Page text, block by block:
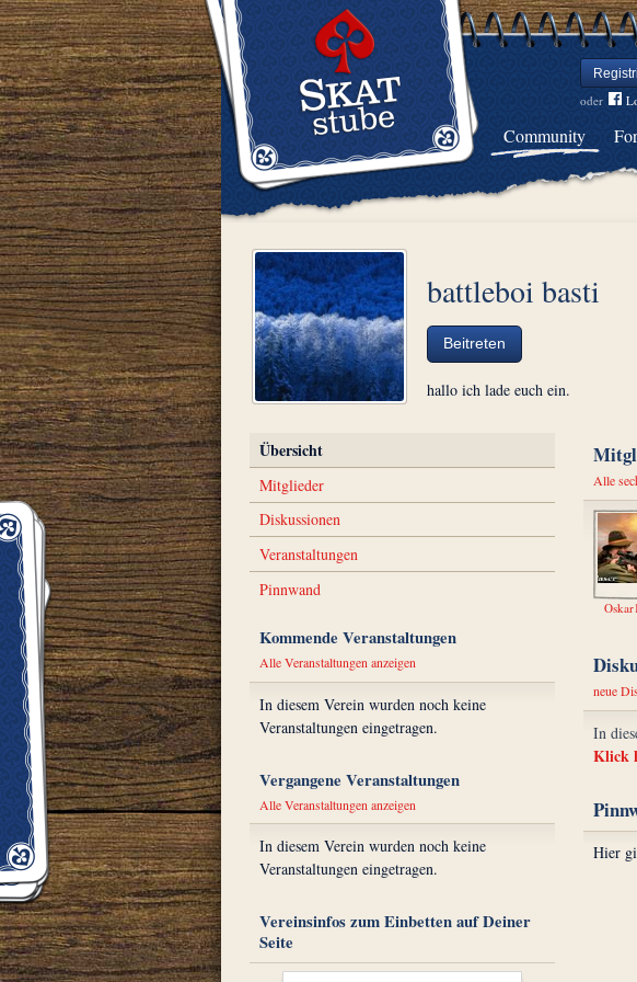
oder
Community
battleboi basti
Beitreten
hallo ich lade euch ein.
Übersicht
Mitglieder
Diskussionen
Veranstaltungen
Pinnwand
Kommende Veranstaltungen
Alle Veranstaltungen anzeigen
In diesem Verein wurden noch keine
Veranstaltungen eingetragen.
Vergangene Veranstaltungen
Alle Veranstaltungen anzeigen
In diesem Verein wurden noch keine
Veranstaltungen eingetragen.
Vereinsinfos zum Einbetten auf Deiner
Seite
Alle
neue
In
Klick
Hier